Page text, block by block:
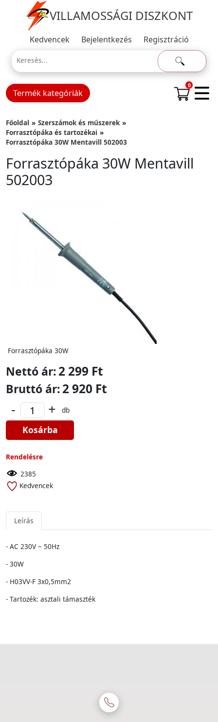
VILLAMOSSÁGI DISZKONT
Kedvencek Bejelentkezés Regisztráció
Termék kategóriák
0
Főoldal
Szerszámok és műszerek
Forrasztópáka és tartozékai
Forrasztópáka 30W Mentavill 502003
Forrasztópáka 30W Mentavill
502003
Forrasztópáka 30W
Nettó ár:2 299 Ft
Bruttó ár:2 920 Ft
- + db
Kosárba
Rendelésre
2385
Kedvencek
Leírás
- AC 230V ~ 50Hz
- 30W
- H03VV-F 3x0,5mm2
- Tartozék: asztali támaszték